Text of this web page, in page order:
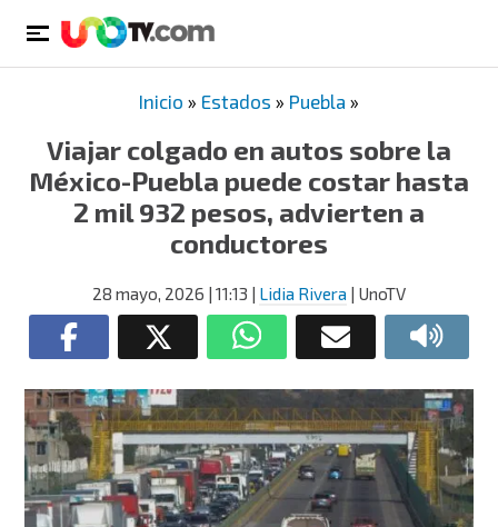
Inicio » Estados » Puebla »
Viajar colgado en autos sobre la
México-Puebla puede costar hasta
2 mil 932 pesos, advierten a
conductores
28 mayo, 2026 | 11:13 | Lidia Rivera | UnoTV